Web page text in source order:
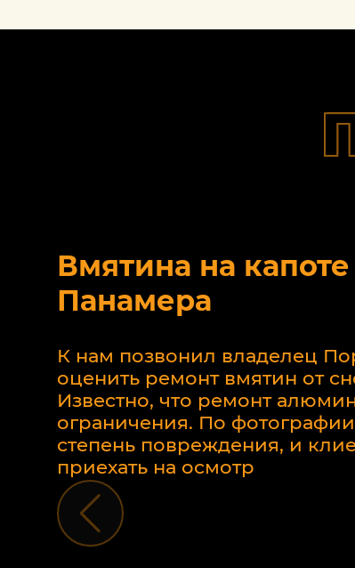
Вмятина на
Панамера
К нам позвонил владелец
оценить ремонт вмятин от
Известно, что ремонт
ограничения. По
степень повреждения, и
приехать на осмотр